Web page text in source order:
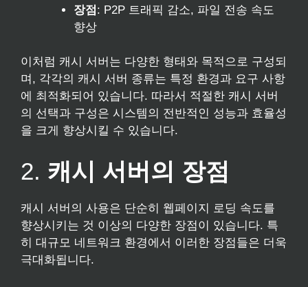
장점 : P2P 트래픽 감소, 파일 전송 속도
향상
이처럼 캐시 서버는 다양한 형태와 목적으로 구성되
며, 각각의 캐시 서버 종류는 특정 환경과 요구 사항
에 최적화되어 있습니다. 따라서 적절한 캐시 서버
의 선택과 구성은 시스템의 전반적인 성능과 효율성
을 크게 향상시킬 수 있습니다.
2. 캐시 서버의 장점
캐시 서버의 사용은 단순히 웹페이지 로딩 속도를
향상시키는 것 이상의 다양한 장점이 있습니다. 특
히 대규모 네트워크 환경에서 이러한 장점들은 더욱
극대화됩니다.